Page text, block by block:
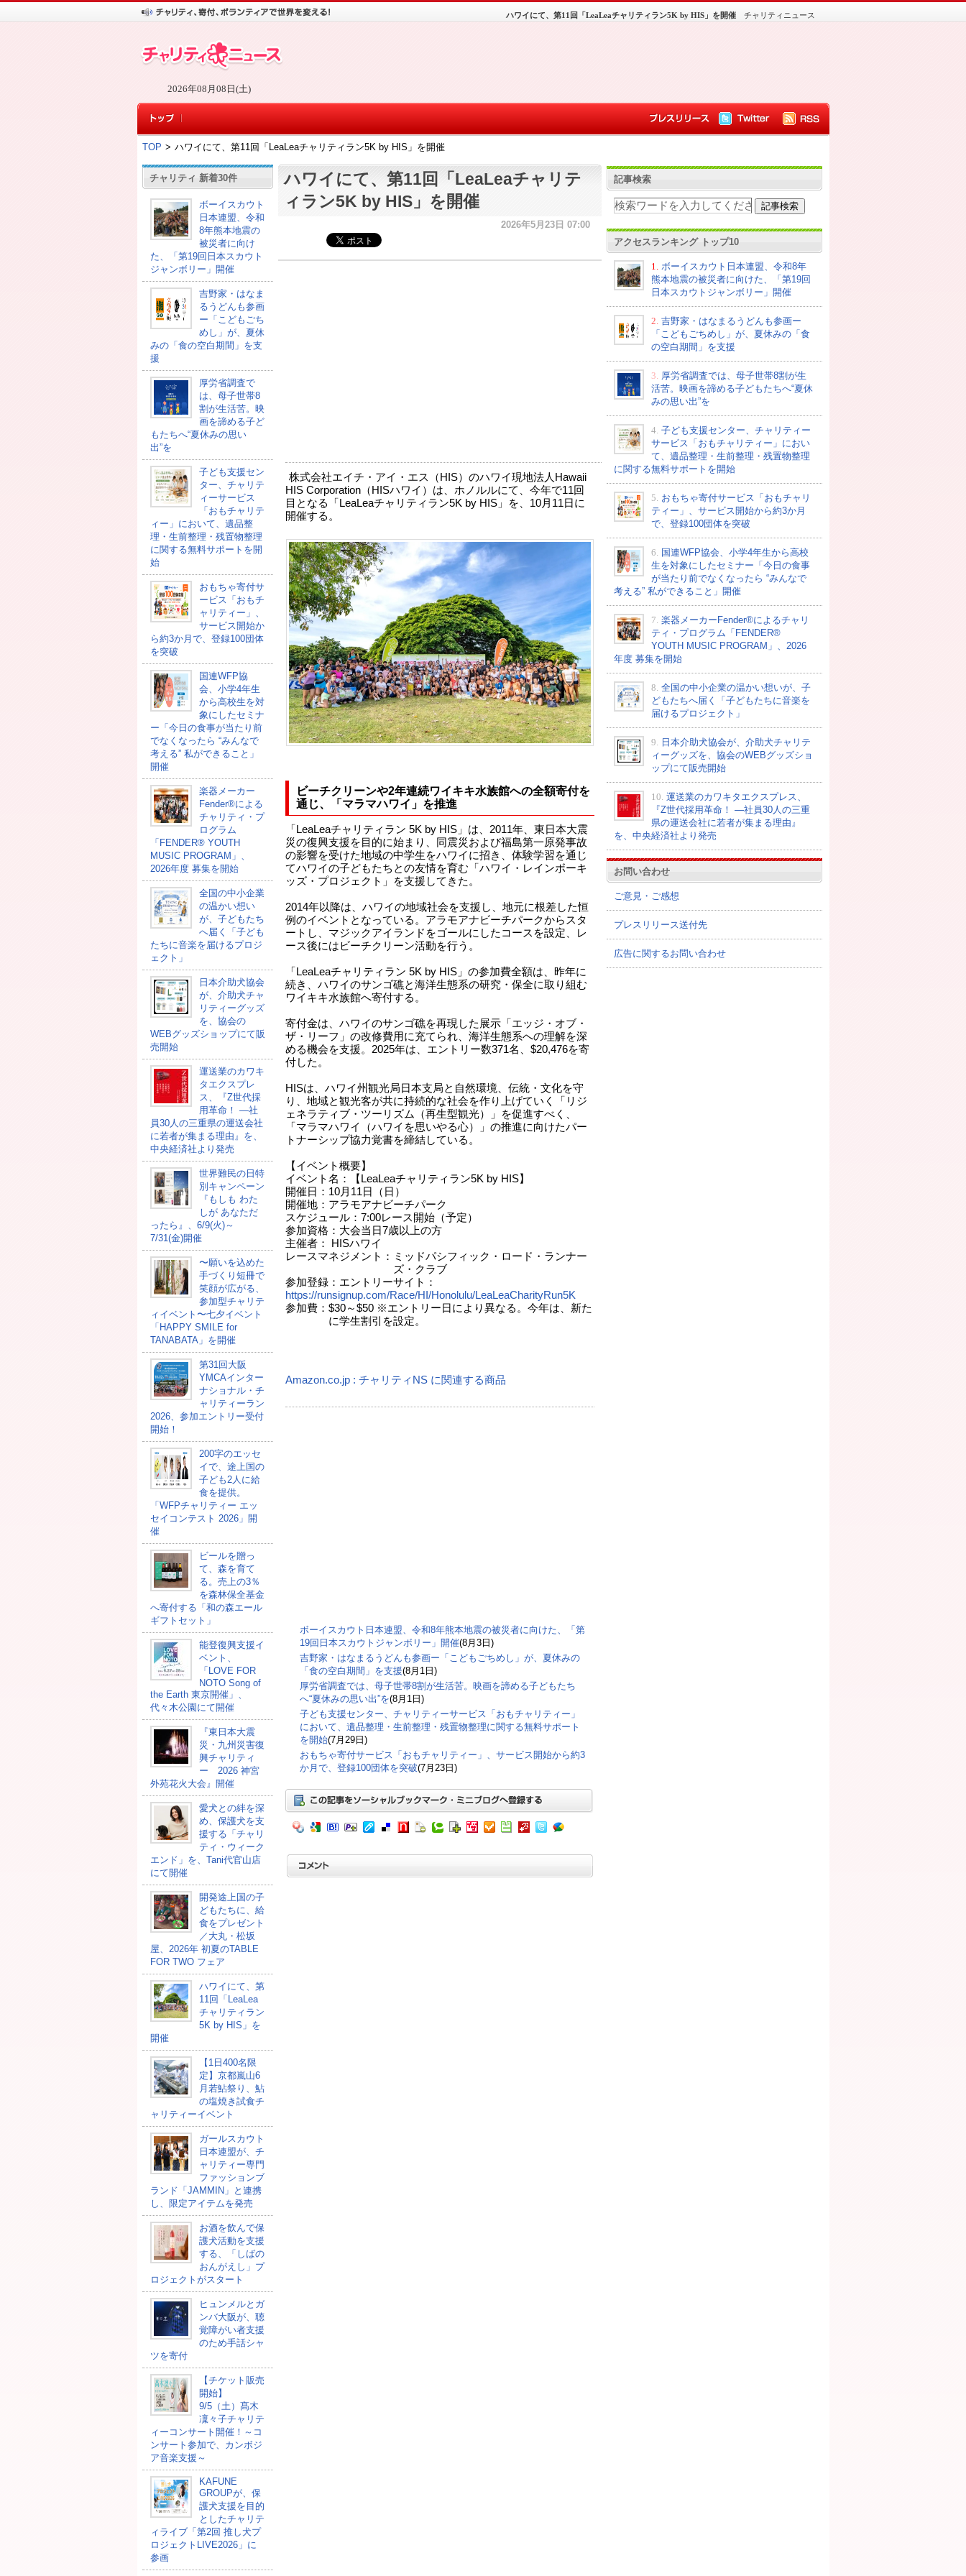
2026年08月08日(土)
チャリティニュース
ハワイにて、第11回「LeaLeaチャリティラン5K by HIS」を開催
TOP > ハワイにて、第11回「LeaLeaチャリティラン5K by HIS」を開催
チャリティ 新着30件
ボーイスカウト
日本連盟、令和
8年熊本地震の
被災者に向け
た、「第19回日本スカウト
ジャンボリー」開催
吉野家・はなま
るうどんも参画
ー「こどもごち
めし」が、夏休
みの「食の空白期間」を支
援
厚労省調査で
は、母子世帯8
割が生活苦。映
画を諦める子ど
もたちへ“夏休みの思い
出”を
子ども支援セン
ター、チャリテ
ィーサービス
「おもチャリテ
ィー」において、遺品整
理・生前整理・残置物整理
に関する無料サポートを開
始
おもちゃ寄付サ
ービス「おもチ
ャリティー」、
サービス開始か
ら約3か月で、登録100団体
を突破
国連WFP協
会、小学4年生
から高校生を対
象にしたセミナ
ー「今日の食事が当たり前
でなくなったら “みんなで
考える” 私ができること」
開催
楽器メーカー
Fender®による
チャリティ・プ
ログラム
「FENDER®︎ YOUTH
MUSIC PROGRAM」、
2026年度 募集を開始
全国の中小企業
の温かい想い
が、子どもたち
へ届く「子ども
たちに音楽を届けるプロジ
ェクト」
日本介助犬協会
が、介助犬チャ
リティーグッズ
を、協会の
WEBグッズショップにて販
売開始
運送業のカワキ
タエクスプレ
ス、『Z世代採
用革命！ ―社
員30人の三重県の運送会社
に若者が集まる理由』を、
中央経済社より発売
世界難民の日特
別キャンペーン
『もしも わた
しが あなただ
ったら』、6/9(火)～
7/31(金)開催
〜願いを込めた
手づくり短冊で
笑顔が広がる、
参加型チャリテ
ィイベント〜七夕イベント
「HAPPY SMILE for
TANABATA」を開催
第31回大阪
YMCAインター
ナショナル・チ
ャリティーラン
2026、参加エントリー受付
開始！
200字のエッセ
イで、途上国の
子ども2人に給
食を提供。
「WFPチャリティー エッ
セイコンテスト 2026」開
催
ビールを贈っ
て、森を育て
る。売上の3％
を森林保全基金
へ寄付する「和の森エール
ギフトセット」
能登復興支援イ
ベント、
「LOVE FOR
NOTO Song of
the Earth 東京開催」、
代々木公園にて開催
『東日本大震
災・九州災害復
興チャリティ
ー 2026 神宮
外苑花火大会』開催
愛犬との絆を深
め、保護犬を支
援する「チャリ
ティ・ウィーク
エンド」を、Tani代官山店
にて開催
開発途上国の⼦
どもたちに、給
⾷をプレゼント
／大丸・松坂
屋、2026年 初夏のTABLE
FOR TWO フェア
ハワイにて、第
11回「LeaLea
チャリティラン
5K by HIS」を
開催
【1日400名限
定】京都嵐山6
月若鮎祭り、鮎
の塩焼き試食チ
ャリティーイベント
ガールスカウト
日本連盟が、チ
ャリティー専門
ファッションブ
ランド「JAMMIN」と連携
し、限定アイテムを発売
お酒を飲んで保
護犬活動を支援
する、「しばの
おんがえし」プ
ロジェクトがスタート
ヒュンメルとガ
ンバ大阪が、聴
覚障がい者支援
のため手話シャ
ツを寄付
【チケット販売
開始】
9/5（土）髙木
凜々子チャリテ
ィーコンサート開催！～コ
ンサート参加で、カンボジ
ア音楽支援～
KAFUNE
GROUPが、保
護犬支援を目的
としたチャリテ
ィライブ「第2回 推し犬プ
ロジェクトLIVE2026」に
参画
ハワイにて、第11回「LeaLeaチャリテ
ィラン5K by HIS」を開催
2026年5月23日 07:00
株式会社エイチ・アイ・エス（HIS）のハワイ現地法人Hawaii
HIS Corporation（HISハワイ）は、ホノルルにて、今年で11回
目となる「LeaLeaチャリティラン5K by HIS」を、10月11日に
開催する。
ビーチクリーンや2年連続ワイキキ水族館への全額寄付を
通じ、「マラマハワイ」を推進
「LeaLeaチャリティラン 5K by HIS」は、2011年、東日本大震
災の復興支援を目的に始まり、同震災および福島第一原発事故
の影響を受けた地域の中学生をハワイに招き、体験学習を通じ
てハワイの子どもたちとの友情を育む「ハワイ・レインボーキ
ッズ・プロジェクト」を支援してきた。
2014年以降は、ハワイの地域社会を支援し、地元に根差した恒
例のイベントとなっている。アラモアナビーチパークからスタ
ートし、マジックアイランドをゴールにしたコースを設定、レ
ース後にはビーチクリーン活動を行う。
「LeaLeaチャリティラン 5K by HIS」の参加費全額は、昨年に
続き、ハワイのサンゴ礁と海洋生態系の研究・保全に取り組む
ワイキキ水族館へ寄付する。
寄付金は、ハワイのサンゴ礁を再現した展示「エッジ・オブ・
ザ・リーフ」の改修費用に充てられ、海洋生態系への理解を深
める機会を支援。2025年は、エントリー数371名、$20,476を寄
付した。
HISは、ハワイ州観光局日本支局と自然環境、伝統・文化を守
り、地域と観光客が共に持続的な社会を作り上げていく「リジ
ェネラティブ・ツーリズム（再生型観光）」を促進すべく、
「マラマハワイ（ハワイを思いやる心）」の推進に向けたパー
トナーシップ協力覚書を締結している。
【イベント概要】
イベント名：【LeaLeaチャリティラン5K by HIS】
開催日：10月11日（日）
開催地：アラモアナビーチパーク
スケジュール：7:00レース開始（予定）
参加資格：大会当日7歳以上の方
主催者： HISハワイ
レースマネジメント：ミッドパシフィック・ロード・ランナー
ズ・クラブ
参加登録：エントリーサイト：
https://runsignup.com/Race/HI/Honolulu/LeaLeaCharityRun5K
参加費：$30～$50 ※エントリー日により異なる。今年は、新た
に学生割引を設定。
Amazon.co.jp : チャリティNS に関連する商品
ボーイスカウト日本連盟、令和8年熊本地震の被災者に向けた、「第
19回日本スカウトジャンボリー」開催(8月3日)
吉野家・はなまるうどんも参画ー「こどもごちめし」が、夏休みの
「食の空白期間」を支援(8月1日)
厚労省調査では、母子世帯8割が生活苦。映画を諦める子どもたち
へ“夏休みの思い出”を(8月1日)
子ども支援センター、チャリティーサービス「おもチャリティー」
において、遺品整理・生前整理・残置物整理に関する無料サポート
を開始(7月29日)
おもちゃ寄付サービス「おもチャリティー」、サービス開始から約3
か月で、登録100団体を突破(7月23日)
記事検索
アクセスランキング トップ10
1.
ボーイスカウト日本連盟、令和8年
熊本地震の被災者に向けた、「第19回
日本スカウトジャンボリー」開催
2. 吉野家・はなまるうどんも参画ー
「こどもごちめし」が、夏休みの「食
の空白期間」を支援
3. 厚労省調査では、母子世帯8割が生
活苦。映画を諦める子どもたちへ“夏休
みの思い出”を
4. 子ども支援センター、チャリティー
サービス「おもチャリティー」におい
て、遺品整理・生前整理・残置物整理
に関する無料サポートを開始
5. おもちゃ寄付サービス「おもチャリ
ティー」、サービス開始から約3か月
で、登録100団体を突破
6. 国連WFP協会、小学4年生から高校
生を対象にしたセミナー「今日の食事
が当たり前でなくなったら “みんなで
考える” 私ができること」開催
7. 楽器メーカーFender®によるチャリ
ティ・プログラム「FENDER®︎
YOUTH MUSIC PROGRAM」、2026
年度 募集を開始
8. 全国の中小企業の温かい想いが、子
どもたちへ届く「子どもたちに音楽を
届けるプロジェクト」
9.
日本介助犬協会が、介助犬チャリテ
ィーグッズを、協会のWEBグッズショ
ップにて販売開始
10. 運送業のカワキタエクスプレス、
『Z世代採用革命！ ―社員30人の三重
県の運送会社に若者が集まる理由』
を、中央経済社より発売
お問い合わせ
ご意見・ご感想
プレスリリース送付先
広告に関するお問い合わせ